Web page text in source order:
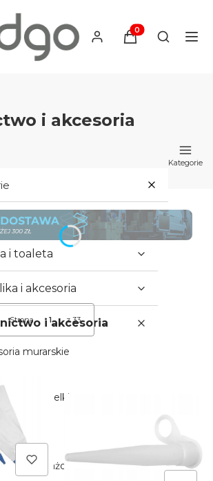
Produkty w
Otwórz
i akcesoria
Kategorie
i armatura
i toaleta
i akcesoria
i akcesoria
murarskie
szpachelki
montażowe
Strona z 33 Następne produkty